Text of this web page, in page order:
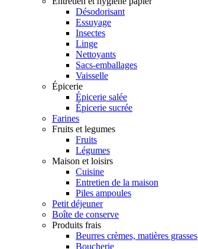
Désodorisant
Essuyage
Insectes
Linge
Nettoyants
Sacs-emballages
Vaisselle
Épicerie
Épicerie salée
Épicerie sucrée
Farines
Fruits et legumes
Fruits
Légumes
Maison et loisirs
Cuisine
Entretien de la maison
Piles ampoules
Petit déjeuner
Boîte de conserve
Produits frais
Beurres crèmes, matières grasses
Boucherie